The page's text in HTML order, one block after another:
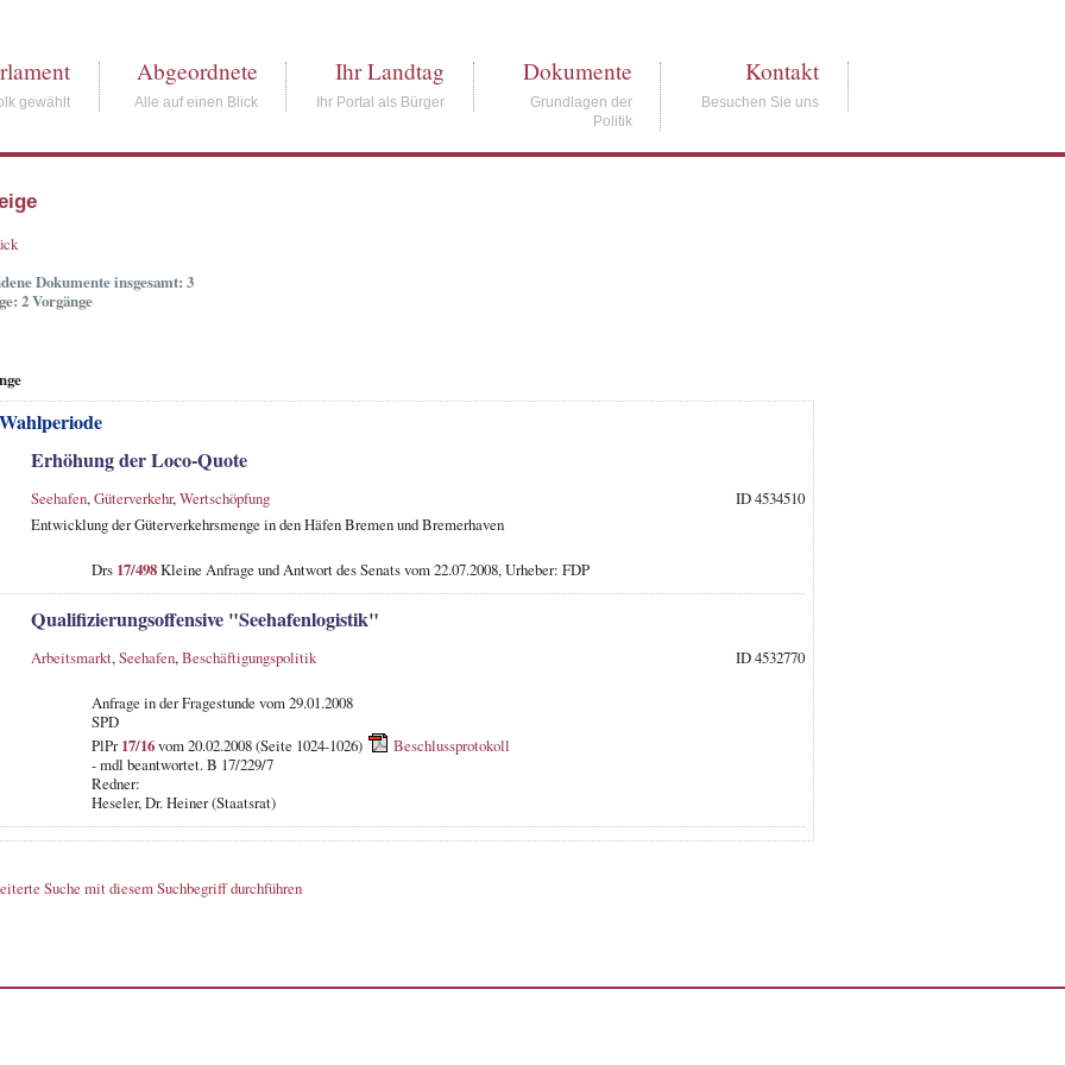
gewählt
Abgeordnete
Alle auf einen Blick
Ihr Landtag
Ihr Portal als Bürger
Dokumente
Grundlagen der
Politik
Kontakt
Besuchen Sie uns
Dokumente insgesamt: 3
2 Vorgänge
Erhöhung der Loco-Quote
Seehafen,Güterverkehr,Wertschöpfung
ID 4534510
Entwicklung der Güterverkehrsmenge in den Häfen Bremen und Bremerhaven
Drs 17/498Kleine Anfrage und Antwort des Senats vom 22.07.2008, Urheber: FDP
Qualifizierungsoffensive "Seehafenlogistik"
Arbeitsmarkt,Seehafen,Beschäftigungspolitik ID 4532770
Anfrage in der Fragestunde vom 29.01.2008
SPD
PlPr17/16vom 20.02.2008 (Seite 1024-1026)
Beschlussprotokoll
- mdl beantwortet. B 17/229/7
Redner:
Heseler, Dr. Heiner (Staatsrat)
Suche mit diesem Suchbegriff durchführen